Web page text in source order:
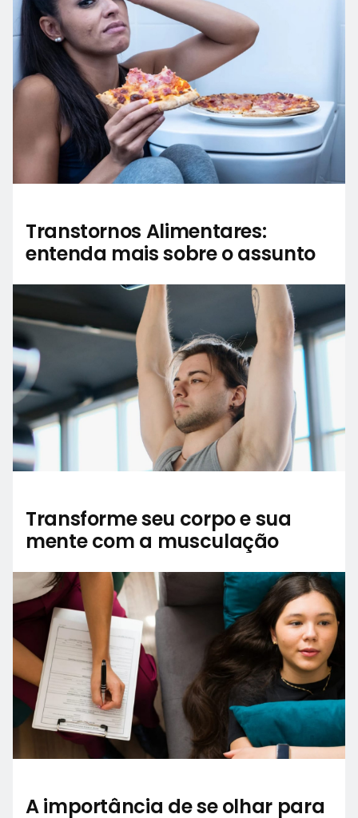
Transtornos Alimentares:
entenda mais sobre o assunto
Transforme seu corpo e sua
mente com a musculação
A importância de se olhar para